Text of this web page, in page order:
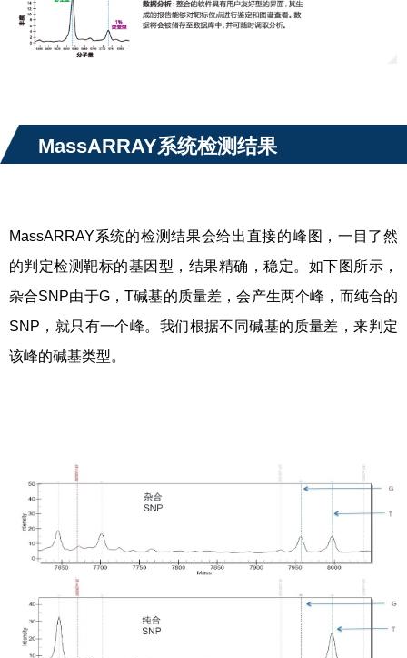
MassARRAY系统检测结果
MassARRAY系统的检测结果会给出直接的峰图，一目了然
的判定检测靶标的基因型，结果精确，稳定。如下图所示，
杂合SNP由于G，T碱基的质量差，会产生两个峰，而纯合的
SNP，就只有一个峰。我们根据不同碱基的质量差，来判定
该峰的碱基类型。